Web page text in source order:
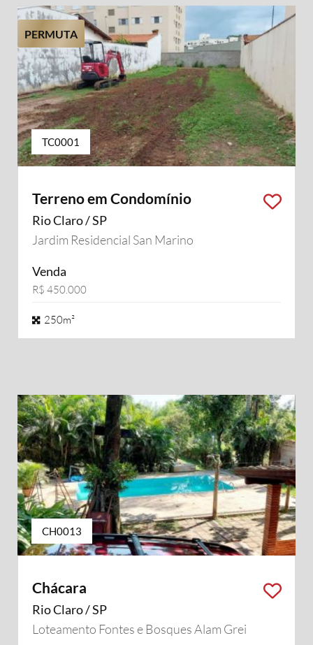
PERMUTA
TC0001
Terreno em Condomínio
Rio Claro / SP
Jardim Residencial San Marino
Venda
R$ 450.000
250m²
CH0013
Chácara
Rio Claro / SP
Loteamento Fontes e Bosques Alam Grei